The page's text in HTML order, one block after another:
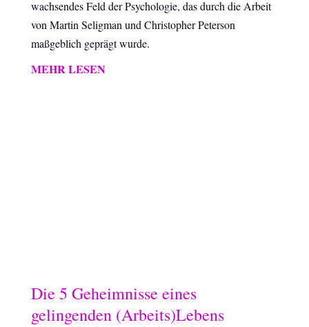
wachsendes Feld der Psychologie, das durch die Arbeit
von Martin Seligman und Christopher Peterson
maßgeblich geprägt wurde.
MEHR LESEN
Die 5 Geheimnisse eines
gelingenden (Arbeits)Lebens